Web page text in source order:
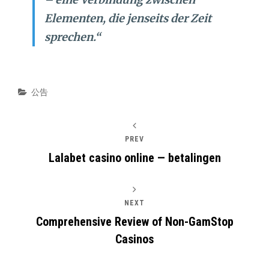
Elementen, die jenseits der Zeit
sprechen.“
Categories
公告
PREV
Lalabet casino online — betalingen
NEXT
Comprehensive Review of Non-GamStop
Casinos